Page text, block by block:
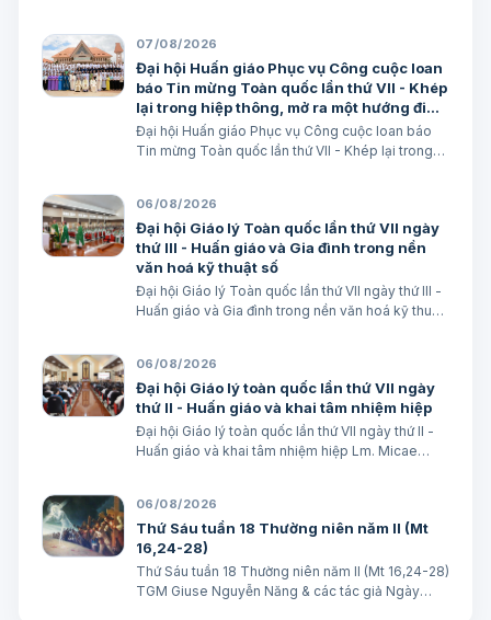
07/08/2026
Đại hội Huấn giáo Phục vụ Công cuộc loan
báo Tin mừng Toàn quốc lần thứ VII - Khép
lại trong hiệp thông, mở ra một hướng đi
mới cho công cuộc huấn giáo Việt Nam
Đại hội Huấn giáo Phục vụ Công cuộc loan báo
Tin mừng Toàn quốc lần thứ VII - Khép lại trong
Minh
06/08/2026
Đại hội Giáo lý Toàn quốc lần thứ VII ngày
thứ III - Huấn giáo và Gia đình trong nền
văn hoá kỹ thuật số
Đại hội Giáo lý Toàn quốc lần thứ VII ngày thứ III -
Huấn giáo và Gia đình trong nền văn hoá kỹ thuật
06/08/2026
Đại hội Giáo lý toàn quốc lần thứ VII ngày
thứ II - Huấn giáo và khai tâm nhiệm hiệp
Đại hội Giáo lý toàn quốc lần thứ VII ngày thứ II -
Huấn giáo và khai tâm nhiệm hiệp Lm. Micae
06/08/2026
Thứ Sáu tuần 18 Thường niên năm II (Mt
16,24-28)
Thứ Sáu tuần 18 Thường niên năm II (Mt 16,24-28)
TGM Giuse Nguyễn Năng & các tác giả Ngày